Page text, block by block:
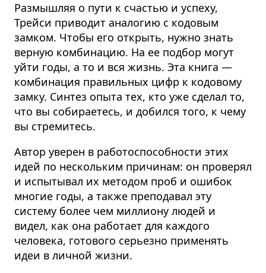
Размышляя о пути к счастью и успеху,
Трейси приводит аналогию с кодовым
замком. Чтобы его открыть, нужно знать
верную комбинацию. На ее подбор могут
уйти годы, а то и вся жизнь. Эта книга —
комбинация правильных цифр к кодовому
замку. Синтез опыта тех, кто уже сделал то,
что вы собираетесь, и добился того, к чему
вы стремитесь.
Автор уверен в работоспособности этих
идей по нескольким причинам: он проверял
и испытывал их методом проб и ошибок
многие годы, а также преподавал эту
систему более чем миллиону людей и
видел, как она работает для каждого
человека, готового серьезно применять
идеи в личной жизни.